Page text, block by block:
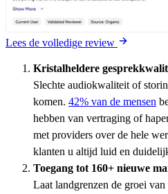
Lees de volledige review
Kristalheldere
Slechte audiokwaliteit of
komen. 42% van de mensen
hebben van vertraging of
met providers over de hele
klanten u altijd luid en
Toegang tot 160+ nieuwe
Laat landgrenzen de groei